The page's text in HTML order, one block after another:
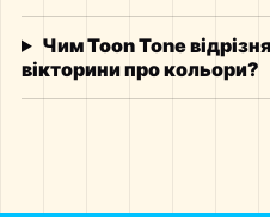
Чим Toon Tone
вікторини про кольори?